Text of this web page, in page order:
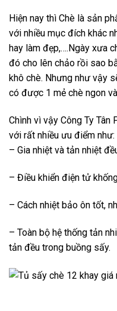
Hiện nay thì Chè là sản
với nhiều mục đích khác
hay làm đẹp,….Ngày xưa
đó cho lên chảo rồi sao
khô chè. Nhưng như vậy
có được 1 mẻ chè ngon
Chình vì vậy Công Ty
với rất nhiều ưu điểm như:
– Gia nhiệt và tản nhiệt
– Điều khiển điện tử
– Cách nhiệt bảo ôn tốt,
– Toàn bộ hệ thống tản
tản đều trong buồng sấy.